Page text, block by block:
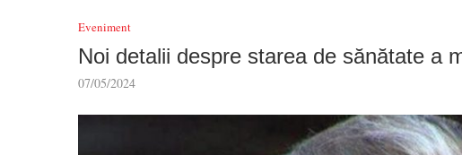
Eveniment
Noi detalii despre starea de sănătate a
07/05/2024